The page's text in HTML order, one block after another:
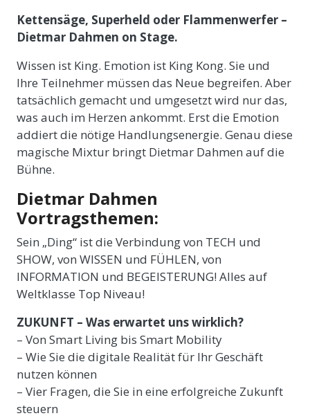
Kettensäge, Superheld oder Flammenwerfer –
Dietmar Dahmen on Stage.
Wissen ist King. Emotion ist King Kong. Sie und
Ihre Teilnehmer müssen das Neue begreifen. Aber
tatsächlich gemacht und umgesetzt wird nur das,
was auch im Herzen ankommt. Erst die Emotion
addiert die nötige Handlungsenergie. Genau diese
magische Mixtur bringt Dietmar Dahmen auf die
Bühne.
Dietmar Dahmen
Vortragsthemen:
Sein „Ding“ ist die Verbindung von TECH und
SHOW, von WISSEN und FÜHLEN, von
INFORMATION und BEGEISTERUNG! Alles auf
Weltklasse Top Niveau!
ZUKUNFT – Was erwartet uns wirklich?
– Von Smart Living bis Smart Mobility
– Wie Sie die digitale Realität für Ihr Geschäft
nutzen können
– Vier Fragen, die Sie in eine erfolgreiche Zukunft
steuern